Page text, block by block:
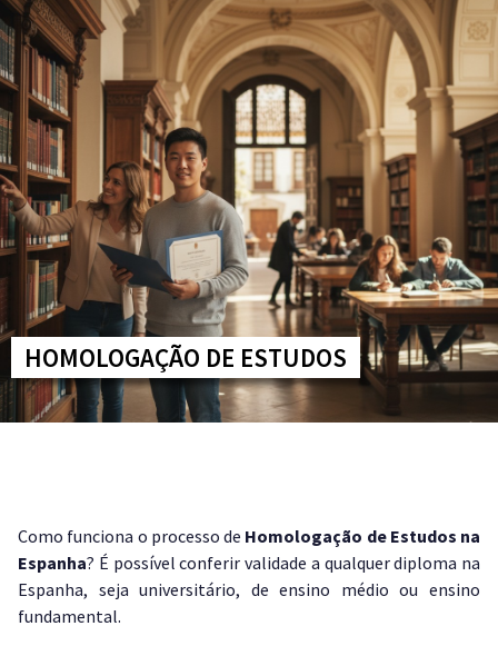
Home
Quem Somos
Serviços
Conteúdos
HOMOLOGAÇÃO DE ESTUDOS
Como funciona o processo de Homologação de Estudos na
Espanha? É possível conferir validade a qualquer diploma na
Espanha, seja universitário, de ensino médio ou ensino
fundamental.